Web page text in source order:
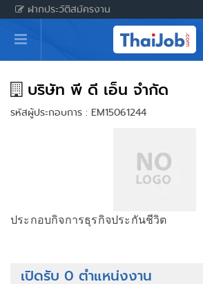
ฝากประวัติสมัครงาน
หน้าหลัก
ผู้สมัครงาน: เข้าสู่ระบบ
ฝากประวัติสมัครงาน
เกร็ดความรู้
บริษัท พี ดี เอ็น จำกัด
รหัสผู้ประกอบการ : EM15061244
ประกอบกิจการธุรกิจประกันชีวิต
เปิดรับ 0 ตำแหน่งงาน